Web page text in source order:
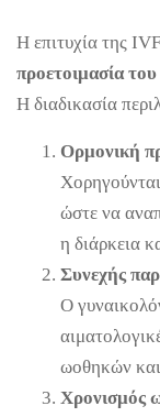
Η επιτυχία της
προετοιμασία
Η διαδικασία
Ορμονική
ώστε να
η διάρκεια
Συνεχής
Ο
ωοθηκών και
Χρονισμός